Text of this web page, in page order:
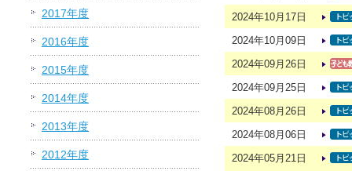
2017年度
2016年度
2015年度
2014年度
2013年度
2012年度
2024年10月17日
2024年10月09日
2024年09月26日
2024年09月25日
2024年08月26日
2024年08月06日
2024年05月21日